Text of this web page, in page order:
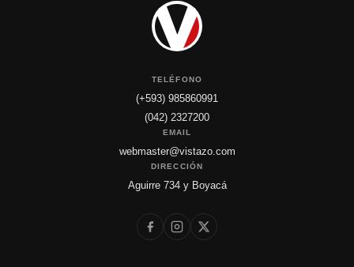
TELÉFONO
(+593) 985860991
(042) 2327200
EMAIL
webmaster@vistazo.com
DIRECCIÓN
Aguirre 734 y Boyacá